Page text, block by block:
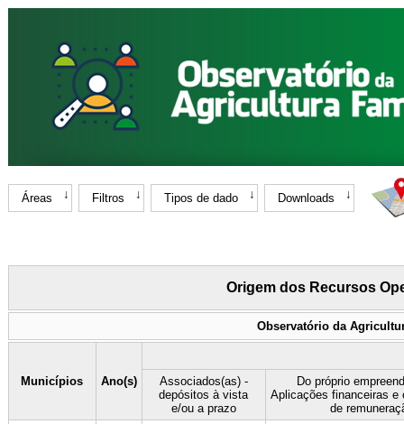
Áreas Filtros Tipos de dado Downloads
Origem dos Recursos
Observatório da
Municípios Ano(s)
Associados(as) -
depósitos à vista
e/ou a prazo
Do próprio
Aplicações financeiras e
de